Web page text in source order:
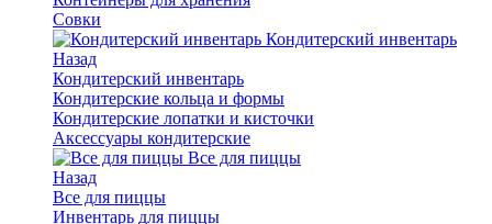
Совки
Кондитерский инвентарь
Назад
Кондитерский инвентарь
Кондитерские кольца и формы
Кондитерские лопатки и кисточки
Аксессуары кондитерские
Все для пиццы
Назад
Все для пиццы
Инвентарь для пиццы